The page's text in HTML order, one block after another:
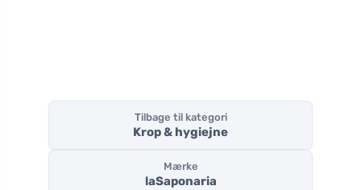
Tilbage til kategori
Krop & hygiejne
Mærke
laSaponaria